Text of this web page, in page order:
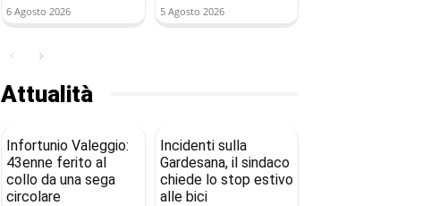
6 Agosto 2026 5 Agosto 2026
Attualità
Infortunio Valeggio:
43enne ferito al
collo da una sega
circolare
Incidenti sulla
Gardesana, il sindaco
chiede lo stop estivo
alle bici